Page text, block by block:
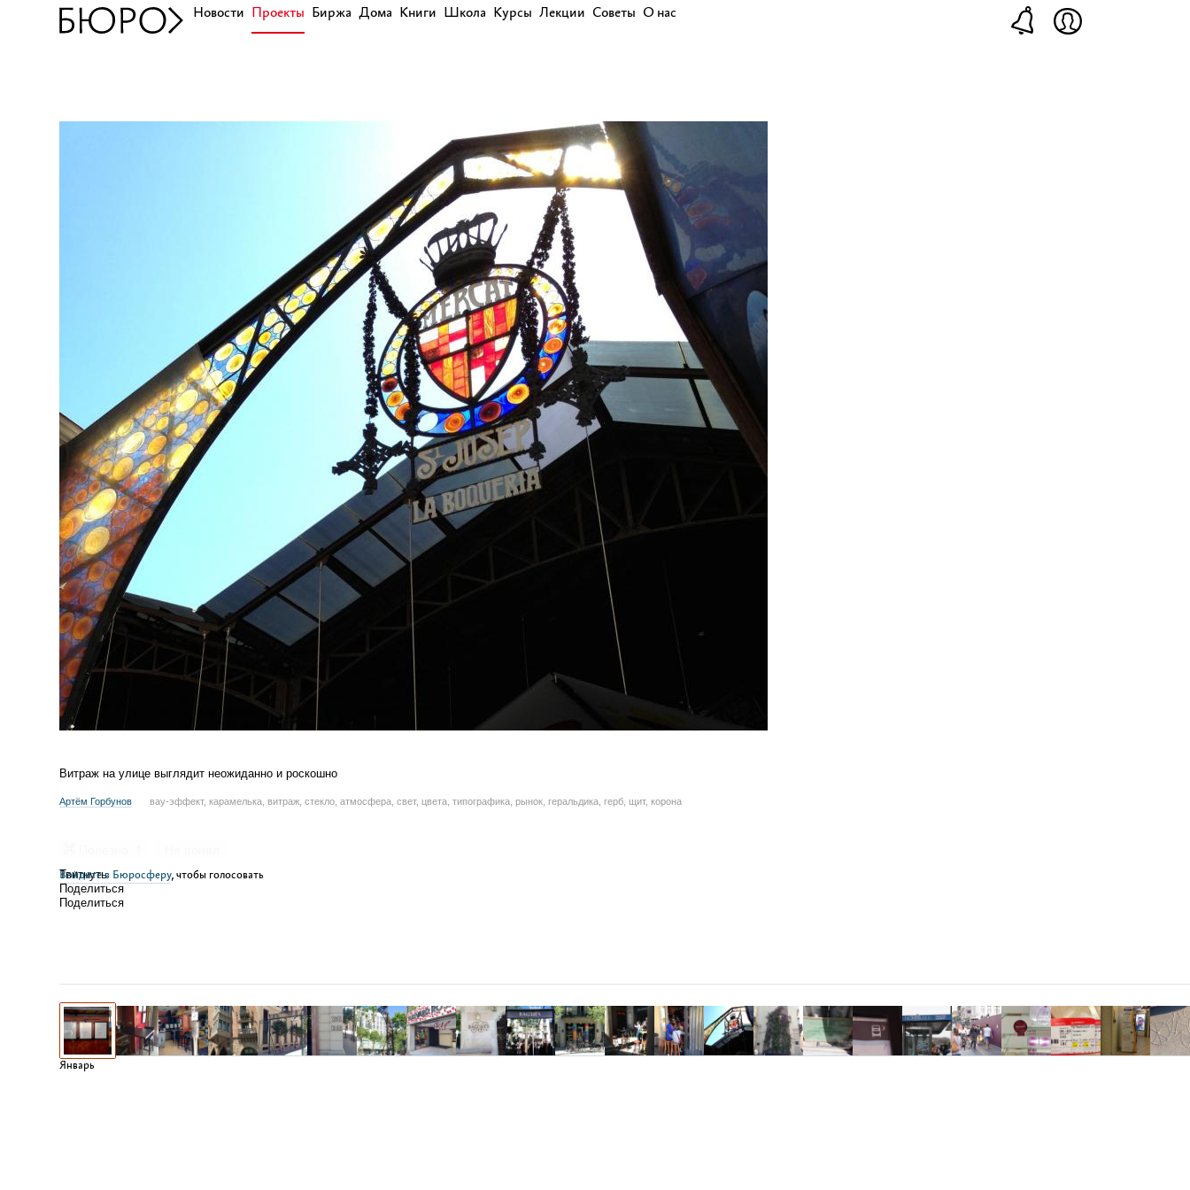
Новости Проекты Биржа Дома Книги Школа Курсы Лекции Советы О нас
Витраж на улице выглядит неожиданно и роскошно
Артём Горбунов вау-эффект, карамелька, витраж, стекло, атмосфера, свет, цвета, типографика, рынок, геральдика, герб, щит, корона
Войдите в Бюросферу, чтобы голосовать
Твитнуть
Поделиться
Поделиться
Январь